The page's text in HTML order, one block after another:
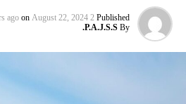
Published
2 years ago
on August 22, 2024
By
P.A.J.S.S.